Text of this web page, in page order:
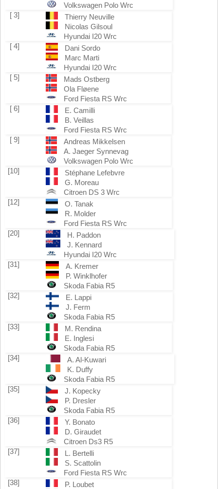
Volkswagen Polo Wrc
[ 3]
Thierry Neuville
Nicolas Gilsoul
Hyundai I20 Wrc
[ 4]
Dani Sordo
Marc Marti
Hyundai I20 Wrc
[ 5]
Mads Ostberg
Ola Fløene
Ford Fiesta RS Wrc
[ 6]
E. Camilli
B. Veillas
Ford Fiesta RS Wrc
[ 9]
Andreas Mikkelsen
A. Jaeger Synnevag
Volkswagen Polo Wrc
[10]
Stéphane Lefebvre
G. Moreau
Citroen DS 3 Wrc
[12]
O. Tanak
R. Molder
Ford Fiesta RS Wrc
[20]
H. Paddon
J. Kennard
Hyundai I20 Wrc
[31]
A. Kremer
P. Winklhofer
Skoda Fabia R5
[32]
E. Lappi
J. Ferm
Skoda Fabia R5
[33]
M. Rendina
E. Inglesi
Skoda Fabia R5
[34]
A. Al-Kuwari
K. Duffy
Skoda Fabia R5
[35]
J. Kopecky
P. Dresler
Skoda Fabia R5
[36]
Y. Bonato
D. Giraudet
Citroen Ds3 R5
[37]
L. Bertelli
S. Scattolin
Ford Fiesta RS Wrc
[38]
P. Loubet